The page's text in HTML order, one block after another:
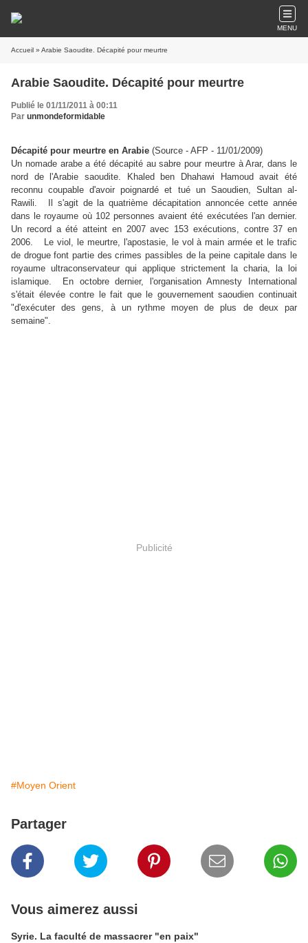
MENU
Accueil » Arabie Saoudite. Décapité pour meurtre
Arabie Saoudite. Décapité pour meurtre
Publié le 01/11/2011 à 00:11
Par unmondeformidable
Décapité pour meurtre en Arabie (Source - AFP - 11/01/2009)
Un nomade arabe a été décapité au sabre pour meurtre à Arar, dans le
nord de l'Arabie saoudite. Khaled ben Dhahawi Hamoud avait été
reconnu coupable d'avoir poignardé et tué un Saoudien, Sultan al-
Rawili. Il s'agit de la quatrième décapitation annoncée cette année
dans le royaume où 102 personnes avaient été exécutées l'an dernier.
Un record a été atteint en 2007 avec 153 exécutions, contre 37 en
2006. Le viol, le meurtre, l'apostasie, le vol à main armée et le trafic
de drogue font partie des crimes passibles de la peine capitale dans le
royaume ultraconservateur qui applique strictement la charia, la loi
islamique. En octobre dernier, l'organisation Amnesty International
s'était élevée contre le fait que le gouvernement saoudien continuait
"d'exécuter des gens, à un rythme moyen de plus de deux par
semaine".
Publicité
#Moyen Orient
Partager
Vous aimerez aussi
Syrie. La faculté de massacrer "en paix"